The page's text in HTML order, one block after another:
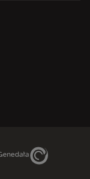
Genedata Link